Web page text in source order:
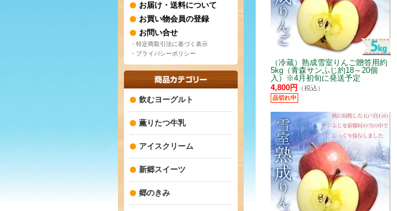
（冷蔵）熟成雪室りんご贈答用約
5kg（青森サンふじ約18～20個
入）※4月初旬に発送予定
4,800円
（税込）
品切れ中
お届け・送料について
お買い物会員の登録
お問い合せ
・特定商取引法に基づく表示
・プライバシーポリシー
飲むヨーグルト
薫りたつ牛乳
アイスクリーム
新郷スイーツ
郷のきみ